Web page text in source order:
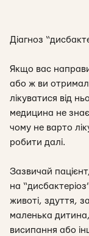
Діагноз
Якщо вас
або ж ви
лікуватися від
медицина не
чому не варто
робити далі.
Зазвичай
на
животі, здуття,
маленька дитина,
висипання або